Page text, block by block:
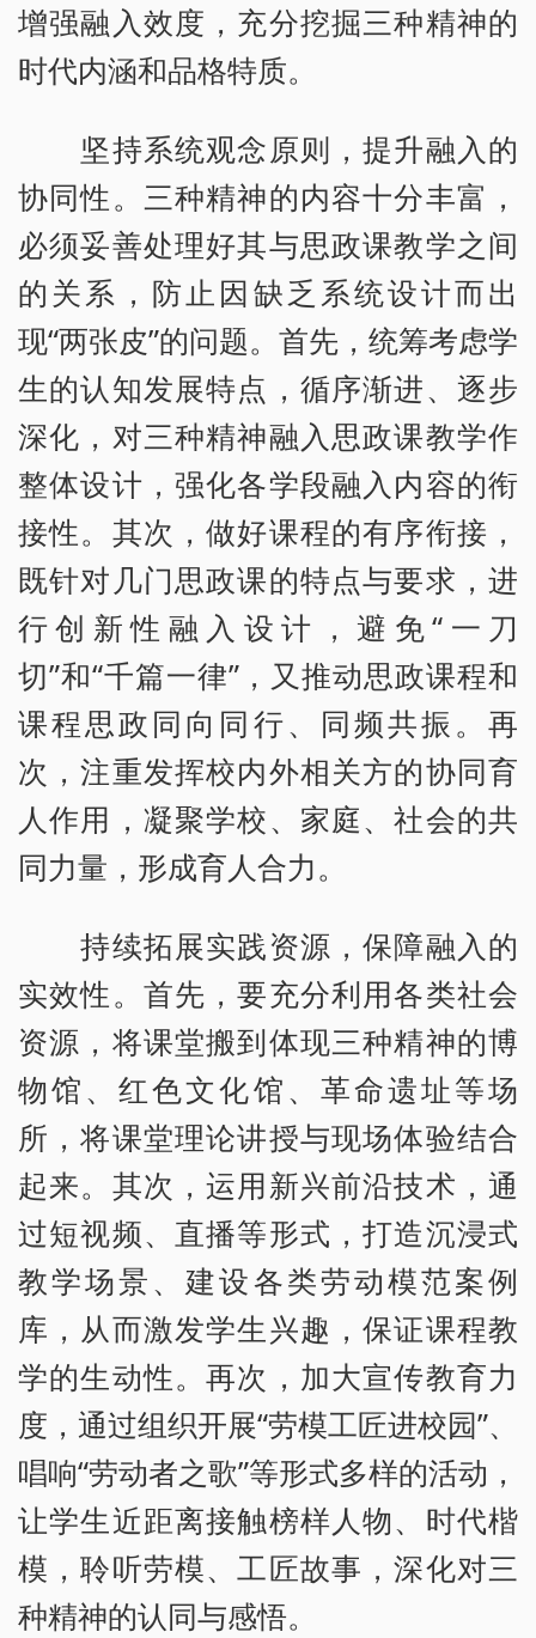
增强融入效度，充分挖掘三种精神的
时代内涵和品格特质。
坚持系统观念原则，提升融入的
协同性。三种精神的内容十分丰富，
必须妥善处理好其与思政课教学之间
的关系，防止因缺乏系统设计而出
现“两张皮”的问题。首先，统筹考虑学
生的认知发展特点，循序渐进、逐步
深化，对三种精神融入思政课教学作
整体设计，强化各学段融入内容的衔
接性。其次，做好课程的有序衔接，
既针对几门思政课的特点与要求，进
行创新性融入设计，避免“一刀
切”和“千篇一律”，又推动思政课程和
课程思政同向同行、同频共振。再
次，注重发挥校内外相关方的协同育
人作用，凝聚学校、家庭、社会的共
同力量，形成育人合力。
持续拓展实践资源，保障融入的
实效性。首先，要充分利用各类社会
资源，将课堂搬到体现三种精神的博
物馆、红色文化馆、革命遗址等场
所，将课堂理论讲授与现场体验结合
起来。其次，运用新兴前沿技术，通
过短视频、直播等形式，打造沉浸式
教学场景、建设各类劳动模范案例
库，从而激发学生兴趣，保证课程教
学的生动性。再次，加大宣传教育力
度，通过组织开展“劳模工匠进校园”、
唱响“劳动者之歌”等形式多样的活动，
让学生近距离接触榜样人物、时代楷
模，聆听劳模、工匠故事，深化对三
种精神的认同与感悟。